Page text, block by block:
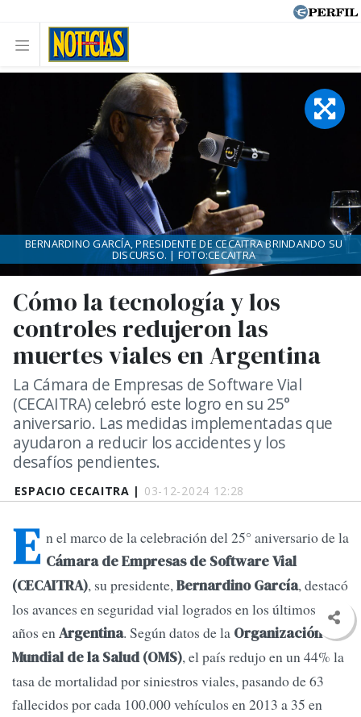
ESPACIO CECAITRA | 03-12-2024 12:28
Cómo la tecnología y los
controles redujeron las
muertes viales en Argentina
La Cámara de Empresas de Software Vial
(CECAITRA) celebró este logro en su 25°
aniversario. Las medidas implementadas que
ayudaron a reducir los accidentes y los
desafíos pendientes.
BERNARDINO GARCÍA, PRESIDENTE DE CECAITRA BRINDANDO SU
DISCURSO. | FOTO:CECAITRA
E n el marco de la celebración del 25° aniversario de la
Cámara de Empresas de Software Vial
(CECAITRA), su presidente,Bernardino García, destacó
los avances en seguridad vial logrados en los últimos diez
años enArgentina. Según datos de la Organización
Mundial de la Salud (OMS), el país redujo en un 44% la
tasa de mortalidad por siniestros viales, pasando de 63
fallecidos por cada 100.000 vehículos en 2013 a 35 en